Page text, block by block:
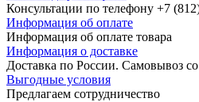
Консультации по телефону +7
Информация об оплате
Информация об оплате товара
Информация о доставке
Доставка по России. Самовывоз
Выгодные условия
Предлагаем сотрудничество